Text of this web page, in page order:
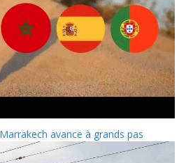
avance à grands pas